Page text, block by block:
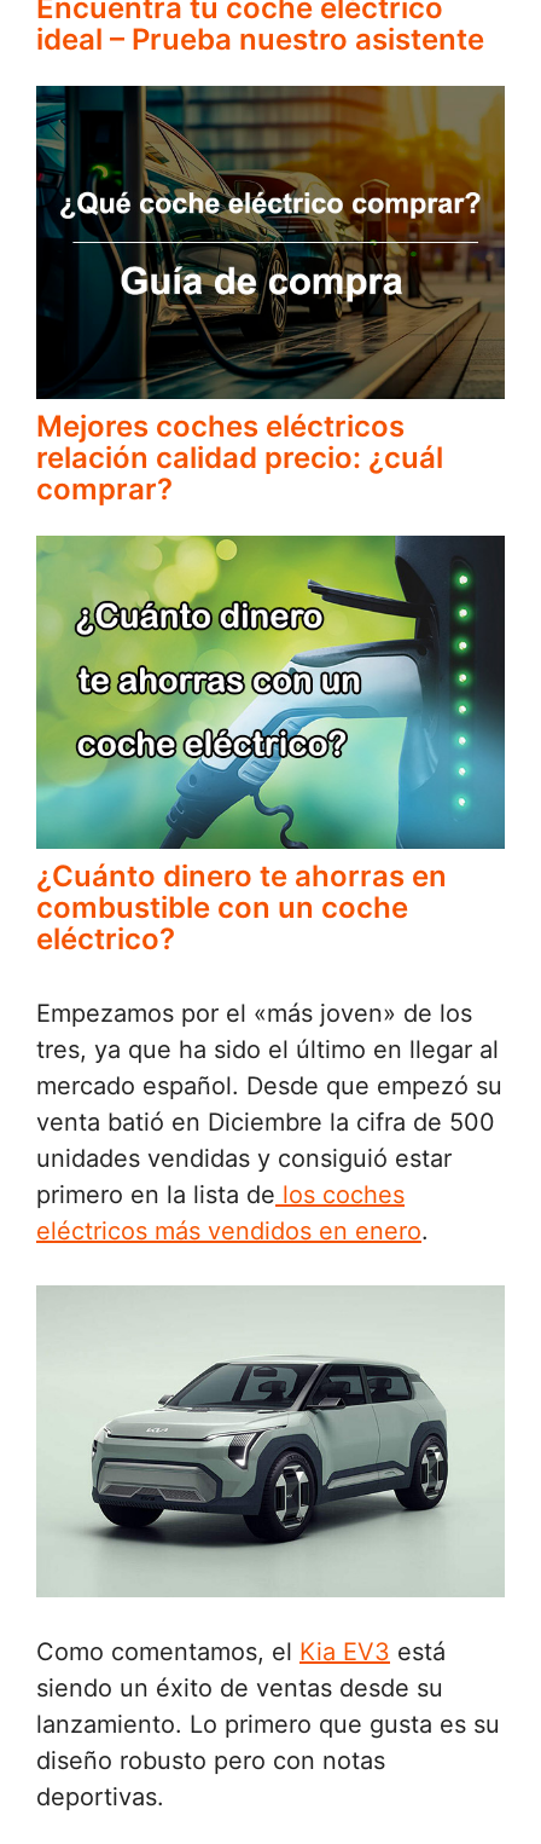
Encuentra tu coche eléctrico
ideal – Prueba nuestro asistente
Mejores coches eléctricos
relación calidad precio: ¿cuál
comprar?
¿Cuánto dinero te ahorras en
combustible con un coche
eléctrico?
Empezamos por el «más joven» de los
tres, ya que ha sido el último en llegar al
mercado español. Desde que empezó su
venta batió en Diciembre la cifra de 500
unidades vendidas y consiguió estar
primero en la lista de los coches
eléctricos más vendidos en enero.
Como comentamos, el Kia EV3 está
siendo un éxito de ventas desde su
lanzamiento. Lo primero que gusta es su
diseño robusto pero con notas
deportivas.